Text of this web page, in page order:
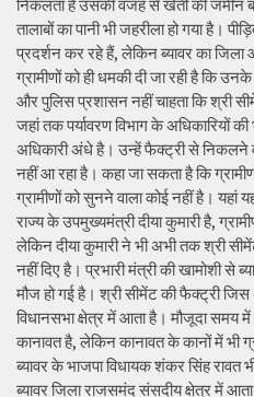
निकलता है उसकी वजह से खेती की
तालाबों का पानी भी जहरीला हो गया है।
प्रदर्शन कर रहे हैं, लेकिन ब्यावर का
ग्रामीणों को ही धमकी दी जा रही है कि
और पुलिस प्रशासन नहीं चाहता कि श्री
जहां तक पर्यावरण विभाग के अधिकारियों
अधिकारी अंधे है। उन्हें फैक्ट्री से निकलने
नहीं आ रहा है। कहा जा सकता है कि
ग्रामीणों को सुनने वाला कोई नहीं है। यहां
राज्य के उपमुख्यमंत्री दीया कुमारी है,
लेकिन दीया कुमारी ने भी अभी तक श्री
नहीं दिए है। प्रभारी मंत्री की खामोशी से
मौज हो गई है। श्री सीमेंट की फैक्ट्री जिस
विधानसभा क्षेत्र में आता है। मौजूदा समय
कानावत है, लेकिन कानावत के कानों में भी
ब्यावर के भाजपा विधायक शंकर सिंह रावत
ब्यावर जिला राजसमंद संसदीय क्षेत्र में